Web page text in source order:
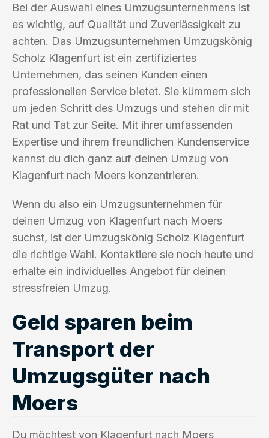
Bei der Auswahl eines Umzugsunternehmens ist
es wichtig, auf Qualität und Zuverlässigkeit zu
achten. Das Umzugsunternehmen Umzugskönig
Scholz Klagenfurt ist ein zertifiziertes
Unternehmen, das seinen Kunden einen
professionellen Service bietet. Sie kümmern sich
um jeden Schritt des Umzugs und stehen dir mit
Rat und Tat zur Seite. Mit ihrer umfassenden
Expertise und ihrem freundlichen Kundenservice
kannst du dich ganz auf deinen Umzug von
Klagenfurt nach Moers konzentrieren.
Wenn du also ein Umzugsunternehmen für
deinen Umzug von Klagenfurt nach Moers
suchst, ist der Umzugskönig Scholz Klagenfurt
die richtige Wahl. Kontaktiere sie noch heute und
erhalte ein individuelles Angebot für deinen
stressfreien Umzug.
Geld sparen beim
Transport der
Umzugsgüter nach
Moers
Du möchtest von Klagenfurt nach Moers